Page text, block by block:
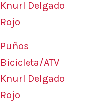
Puños
Bicicleta/ATV
Knurl Delgado
Rojo